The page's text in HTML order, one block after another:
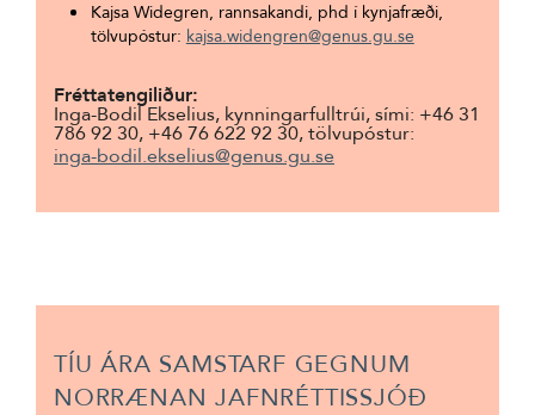
Kajsa Widegren, rannsakandi, phd í kynjafræði,
tölvupóstur: kajsa.widengren@genus.gu.se
Fréttatengiliður:
Inga-Bodil Ekselius, kynningarfulltrúi, sími: +46 31
786 92 30, +46 76 622 92 30, tölvupóstur:
inga-bodil.ekselius@genus.gu.se
TÍU ÁRA SAMSTARF GEGNUM
NORRÆNAN JAFNRÉTTISSJÓÐ